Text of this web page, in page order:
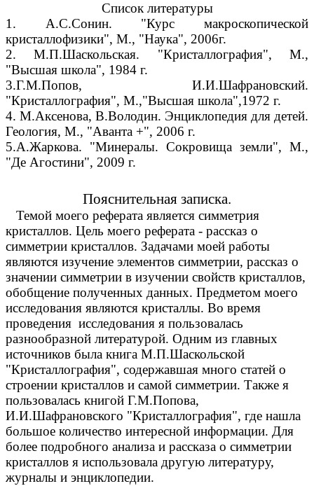
Список литературы
1. А.С.Сонин. "Курс макроскопической
кристаллофизики", М., "Наука", 2006г.
2. М.П.Шаскольская. "Кристаллография", М.,
"Высшая школа", 1984 г.
3.Г.М.Попов, И.И.Шафрановский.
"Кристаллография", М.,"Высшая школа",1972 г.
4. М.Аксенова, В.Володин. Энциклопедия для детей.
Геология, М., "Аванта +", 2006 г.
5.А.Жаркова. "Минералы. Сокровища земли", М.,
"Де Агостини", 2009 г.
Пояснительная записка.
Темой моего реферата является симметрия
кристаллов. Цель моего реферата - рассказ о
симметрии кристаллов. Задачами моей работы
являются изучение элементов симметрии, рассказ о
значении симметрии в изучении свойств кристаллов,
обобщение полученных данных. Предметом моего
исследования являются кристаллы. Во время
проведения исследования я пользовалась
разнообразной литературой. Одним из главных
источников была книга М.П.Шаскольской
"Кристаллография", содержавшая много статей о
строении кристаллов и самой симметрии. Также я
пользовалась книгой Г.М.Попова,
И.И.Шафрановского "Кристаллография", где нашла
большое количество интересной информации. Для
более подробного анализа и рассказа о симметрии
кристаллов я использовала другую литературу,
журналы и энциклопедии.